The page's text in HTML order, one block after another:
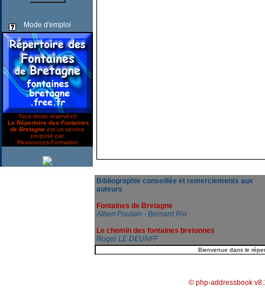
Mode d'emploi
Tous droits réservés©
Le Répertoire des Fontaines
de Bretagne est un service
proposé par
Ressources-Formation
Bibliographie conseillée et remerciements aux
auteurs
Fontaines de Bretagne
Albert Poulain - Bernard Rio
Le chemin des fontaines bretonnes
Roger LE DEUNFF
© php-addressbook